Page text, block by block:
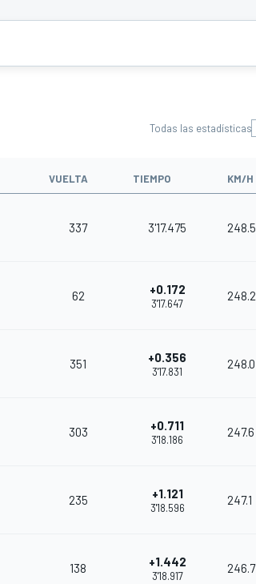
Todas las estadísticas
VUELTA TIEMPO KM/H
337 3'17.475 248.5
62 +0.172
3'17.647
248.2
351 +0.356
3'17.831
248.0
303 +0.711
3'18.186
247.6
235 +1.121
3'18.596
247.1
138 +1.442
3'18.917
246.7